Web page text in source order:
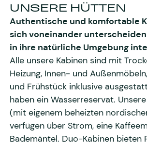
UNSERE HÜTTEN
Authentische und komfortable
sich voneinander
in ihre natürliche Umgebung
Alle unsere Kabinen sind mit
Heizung, Innen- und
und Frühstück inklusive
haben ein Wasserreservat.
(mit eigenem beheizten
verfügen über Strom, eine
Bademäntel. Duo-Kabinen bieten